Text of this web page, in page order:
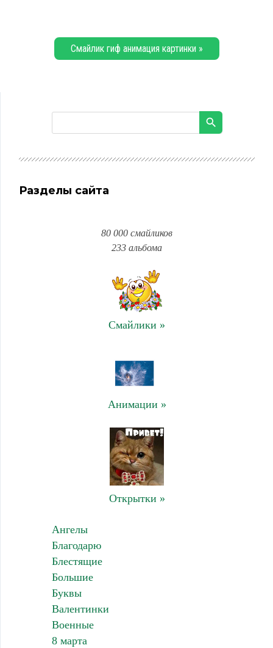
Смайлик гиф анимация картинки »
Разделы сайта
80 000 смайликов
233 альбома
Смайлики »
Анимации »
Открытки »
Ангелы
Благодарю
Блестящие
Большие
Буквы
Валентинки
Военные
8 марта